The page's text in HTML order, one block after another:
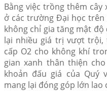
Bằng việc trồng thêm
ở các trường Đại học
không chỉ gia tăng mật
lại nhiều giá trị vượt trội,
cấp O2 cho không khí
gian xanh thân thiện
khoản đấu giá của Quý
mang lại đóng góp lớn lao